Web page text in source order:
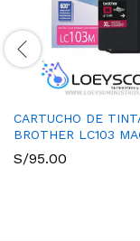
CARTUCHO DE
BROTHER LC103
S/95.00